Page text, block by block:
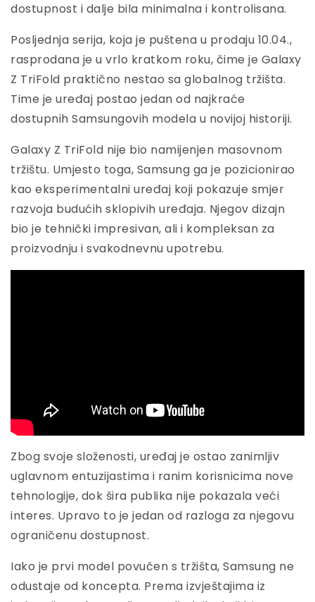
dostupnost i dalje bila minimalna i kontrolisana.
Posljednja serija, koja je puštena u prodaju 10.04.,
rasprodana je u vrlo kratkom roku, čime je Galaxy
Z TriFold praktično nestao sa globalnog tržišta.
Time je uređaj postao jedan od najkraće
dostupnih Samsungovih modela u novijoj historiji.
Galaxy Z TriFold nije bio namijenjen masovnom
tržištu. Umjesto toga, Samsung ga je pozicionirao
kao eksperimentalni uređaj koji pokazuje smjer
razvoja budućih sklopivih uređaja. Njegov dizajn
bio je tehnički impresivan, ali i kompleksan za
proizvodnju i svakodnevnu upotrebu.
Zbog svoje složenosti, uređaj je ostao zanimljiv
uglavnom entuzijastima i ranim korisnicima nove
tehnologije, dok šira publika nije pokazala veći
interes. Upravo to je jedan od razloga za njegovu
ograničenu dostupnost.
Iako je prvi model povučen s tržišta, Samsung ne
odustaje od koncepta. Prema izvještajima iz